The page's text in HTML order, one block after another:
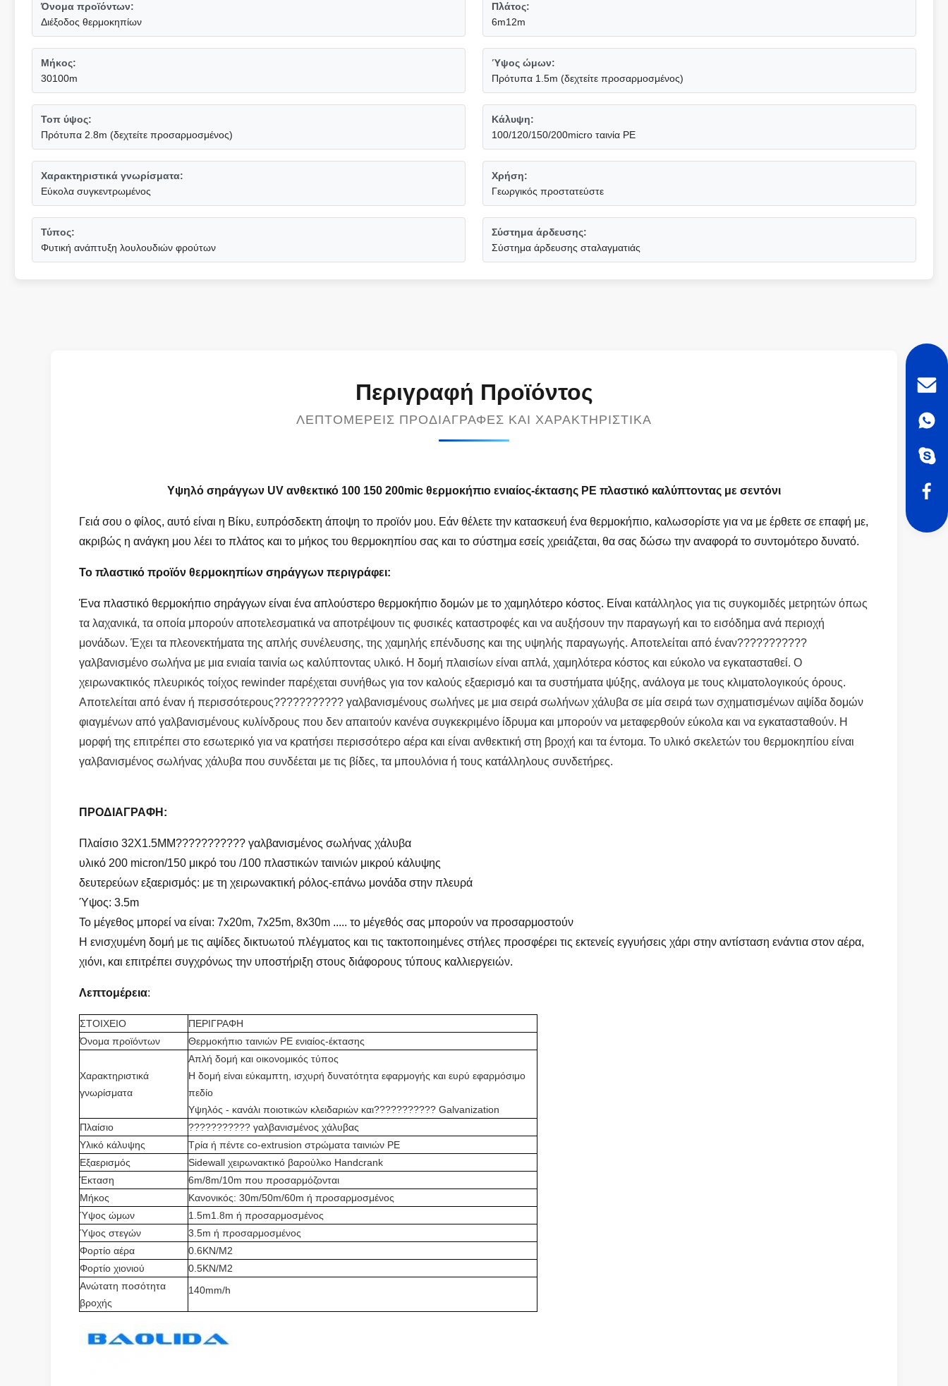
Όνομα προϊόντων:
Διέξοδος θερμοκηπίων
Πλάτος:
6m12m
Μήκος:
30100m
Ύψος ώμων:
Πρότυπα 1.5m (δεχτείτε προσαρμοσμένος)
Τοπ ύψος:
Πρότυπα 2.8m (δεχτείτε προσαρμοσμένος)
Κάλυψη:
100/120/150/200micro ταινία PE
Χαρακτηριστικά γνωρίσματα:
Εύκολα συγκεντρωμένος
Χρήση:
Γεωργικός προστατεύστε
Τύπος:
Φυτική ανάπτυξη λουλουδιών φρούτων
Σύστημα άρδευσης:
Σύστημα άρδευσης σταλαγματιάς
Περιγραφή Προϊόντος
ΛΕΠΤΟΜΕΡΕΊΣ ΠΡΟΔΙΑΓΡΑΦΈΣ ΚΑΙ ΧΑΡΑΚΤΗΡΙΣΤΙΚΆ
Υψηλό σηράγγων UV ανθεκτικό 100 150 200mic θερμοκήπιο ενιαίος-έκτασης PE πλαστικό καλύπτοντας με σεντόνι
Γειά σου ο φίλος, αυτό είναι η Βίκυ, ευπρόσδεκτη άποψη το προϊόν μου. Εάν θέλετε την κατασκευή ένα θερμοκήπιο, καλωσορίστε για να με έρθετε σε επαφή με,
ακριβώς η ανάγκη μου λέει το πλάτος και το μήκος του θερμοκηπίου σας και το σύστημα εσείς χρειάζεται, θα σας δώσω την αναφορά το συντομότερο δυνατό.
Το πλαστικό προϊόν θερμοκηπίων σηράγγων περιγράφει:
Ένα πλαστικό θερμοκήπιο σηράγγων είναι ένα απλούστερο θερμοκήπιο δομών με το χαμηλότερο κόστος. Είναι κατάλληλος για τις συγκομιδές μετρητών όπως
τα λαχανικά, τα οποία μπορούν αποτελεσματικά να αποτρέψουν τις φυσικές καταστροφές και να αυξήσουν την παραγωγή και το εισόδημα ανά περιοχή
μονάδων. Έχει τα πλεονεκτήματα της απλής συνέλευσης, της χαμηλής επένδυσης και της υψηλής παραγωγής. Αποτελείται από έναν???????????
γαλβανισμένο σωλήνα με μια ενιαία ταινία ως καλύπτοντας υλικό. Η δομή πλαισίων είναι απλά, χαμηλότερα κόστος και εύκολο να εγκατασταθεί. Ο
χειρωνακτικός πλευρικός τοίχος rewinder παρέχεται συνήθως για τον καλούς εξαερισμό και τα συστήματα ψύξης, ανάλογα με τους κλιματολογικούς όρους.
Αποτελείται από έναν ή περισσότερους??????????? γαλβανισμένους σωλήνες με μια σειρά σωλήνων χάλυβα σε μία σειρά των σχηματισμένων αψίδα δομών
φιαγμένων από γαλβανισμένους κυλίνδρους που δεν απαιτούν κανένα συγκεκριμένο ίδρυμα και μπορούν να μεταφερθούν εύκολα και να εγκατασταθούν. Η
μορφή της επιτρέπει στο εσωτερικό για να κρατήσει περισσότερο αέρα και είναι ανθεκτική στη βροχή και τα έντομα. Το υλικό σκελετών του θερμοκηπίου είναι
γαλβανισμένος σωλήνας χάλυβα που συνδέεται με τις βίδες, τα μπουλόνια ή τους κατάλληλους συνδετήρες.
ΠΡΟΔΙΑΓΡΑΦΗ:
Πλαίσιο 32X1.5MM??????????? γαλβανισμένος σωλήνας χάλυβα
υλικό 200 micron/150 μικρό του /100 πλαστικών ταινιών μικρού κάλυψης
δευτερεύων εξαερισμός: με τη χειρωνακτική ρόλος-επάνω μονάδα στην πλευρά
Ύψος: 3.5m
Το μέγεθος μπορεί να είναι: 7x20m, 7x25m, 8x30m ..... το μέγεθός σας μπορούν να προσαρμοστούν
Η ενισχυμένη δομή με τις αψίδες δικτυωτού πλέγματος και τις τακτοποιημένες στήλες προσφέρει τις εκτενείς εγγυήσεις χάρι στην αντίσταση ενάντια στον αέρα,
χιόνι, και επιτρέπει συγχρόνως την υποστήριξη στους διάφορους τύπους καλλιεργειών.
Λεπτομέρεια:
ΣΤΟΙΧΕΙΟ
ΠΕΡΙΓΡΑΦΗ
Όνομα προϊόντων
Θερμοκήπιο ταινιών PE ενιαίος-έκτασης
Χαρακτηριστικά
γνωρίσματα
Απλή δομή και οικονομικός τύπος
Η δομή είναι εύκαμπτη, ισχυρή δυνατότητα εφαρμογής και ευρύ εφαρμόσιμο
πεδίο
Υψηλός - κανάλι ποιοτικών κλειδαριών και??????????? Galvanization
Πλαίσιο
??????????? γαλβανισμένος χάλυβας
Υλικό κάλυψης
Τρία ή πέντε co-extrusion στρώματα ταινιών PE
Εξαερισμός
Sidewall χειρωνακτικό βαρούλκο Handcrank
Έκταση
6m/8m/10m που προσαρμόζονται
Μήκος
Κανονικός: 30m/50m/60m ή προσαρμοσμένος
Ύψος ώμων
1.5m1.8m ή προσαρμοσμένος
Ύψος στεγών
3.5m ή προσαρμοσμένος
Φορτίο αέρα
0.6KN/M2
Φορτίο χιονιού
0.5KN/M2
Ανώτατη ποσότητα
βροχής
140mm/h